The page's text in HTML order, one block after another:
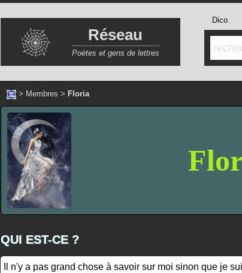
Réseau
Poètes et gens de lettres
Dico
> Membres > Floria
QUI EST-CE ?
Il n'y a pas grand chose à savoir sur moi sinon que je